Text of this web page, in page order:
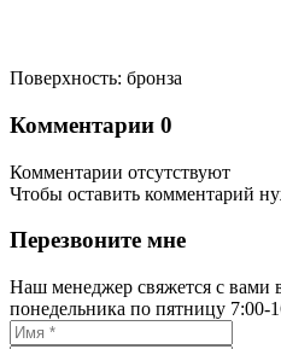
Поверхность: бронза
Комментарии 0
Комментарии отсутствуют
Чтобы оставить комментарий
Перезвоните мне
Наш менеджер свяжется с вами
понедельника по пятницу 7:00-